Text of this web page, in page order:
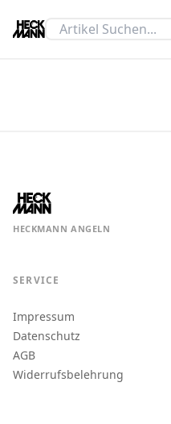
HECKMANN ANGELN
SERVICE
Impressum
Datenschutz
AGB
Widerrufsbelehrung